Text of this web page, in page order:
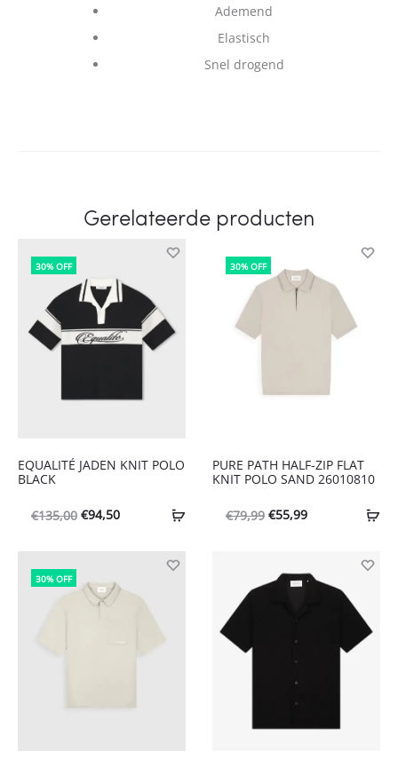
Ademend
Elastisch
Snel drogend
Gerelateerde producten
30% OFF
EQUALITÉ JADEN KNIT POLO
BLACK
€135,00 Oorspronkelijke
€135,00.
€94,50Huidige
€94,50.
30% OFF
PURE PATH HALF-ZIP FLAT
KNIT POLO SAND 26010810
€79,99 Oorspronkelijke
€55,99Huidige
€55,99.
30% OFF